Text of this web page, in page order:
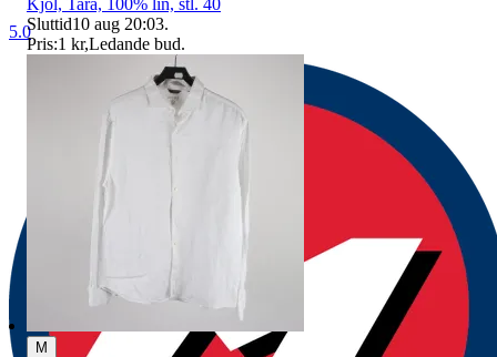
5.0Sluttid10 aug 20:03.
Pris:1 kr,Ledande bud.
M